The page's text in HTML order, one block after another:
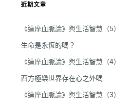
近期文章
《達摩血脈論》與生活智慧（5）
生命是永恆的嗎？
《達摩血脈論》與生活智慧（4）
西方極樂世界存在心之外嗎
《達摩血脈論》與生活智慧（3）